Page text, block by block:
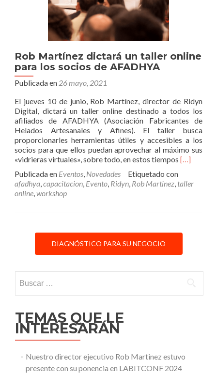
Rob Martínez dictará un taller online
para los socios de AFADHYA
Publicada en 26 mayo, 2021
El jueves 10 de junio, Rob Martínez, director de Ridyn
Digital, dictará un taller online destinado a todos los
afiliados de AFADHYA (Asociación Fabricantes de
Helados Artesanales y Afines). El taller busca
proporcionarles herramientas útiles y accesibles a los
socios para que ellos puedan aprovechar al máximo sus
«vidrieras virtuales», sobre todo, en estos tiempos Leer
dictará
los
de
[…]
Publicada en Eventos, Novedades
Etiquetado con
afadhya,capacitacion, Evento, Ridyn, Rob Martinez, taller
online,workshop
DIAGNÓSTICO PARA SU NEGOCIO
TEMAS QUE LE
INTERESARÁN
Nuestro director ejecutivo Rob Martinez estuvo
presente con su ponencia en LABITCONF 2024